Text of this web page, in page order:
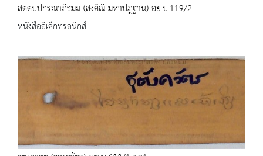
สตฺตปฺปกรณาภิธมฺม (สงฺคิณี-มหาปฎฐาน) อย.บ.119/2
หนังสืออิเล็กทรอนิกส์